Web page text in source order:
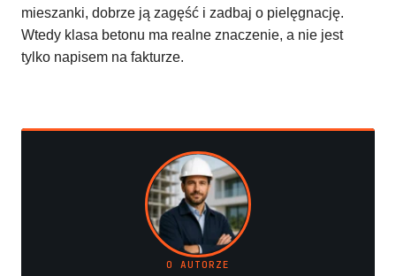
mieszanki, dobrze ją zagęść i zadbaj o pielęgnację.
Wtedy klasa betonu ma realne znaczenie, a nie jest
tylko napisem na fakturze.
O AUTORZE